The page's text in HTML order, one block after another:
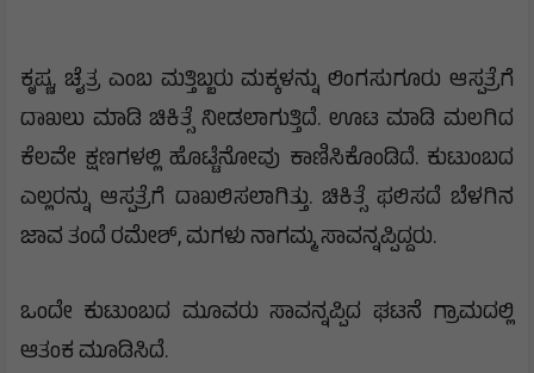
ಕೃಷ್ಣ, ಚೈತ್ರ ಎಂಬ ಮತ್ತಿಬ್ಬರು ಮಕ್ಕಳನ್ನು ಲಿಂಗಸುಗೂರು ಆಸ್ಪತ್ರೆಗೆ
ದಾಖಲು ಮಾಡಿ ಚಿಕಿತ್ಸೆ ನೀಡಲಾಗುತ್ತಿದೆ. ಊಟ ಮಾಡಿ ಮಲಗಿದ
ಕೆಲವೇ ಕ್ಷಣಗಳಲ್ಲಿ ಹೊಟ್ಟೆನೋವು ಕಾಣಿಸಿಕೊಂಡಿದೆ. ಕುಟುಂಬದ
ಎಲ್ಲರನ್ನು ಆಸ್ಪತ್ರೆಗೆ ದಾಖಲಿಸಲಾಗಿತ್ತು. ಚಿಕಿತ್ಸೆ ಫಲಿಸದೆ ಬೆಳಗಿನ
ಜಾವ ತಂದೆ ರಮೇಶ್, ಮಗಳು ನಾಗಮ್ಮ ಸಾವನ್ನಪ್ಪಿದ್ದರು.
ಒಂದೇ ಕುಟುಂಬದ ಮೂವರು ಸಾವನ್ನಪ್ಪಿದ ಘಟನೆ ಗ್ರಾಮದಲ್ಲಿ
ಆತಂಕ ಮೂಡಿಸಿದೆ.